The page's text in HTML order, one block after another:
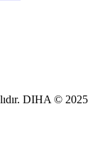
DIHA © 2025